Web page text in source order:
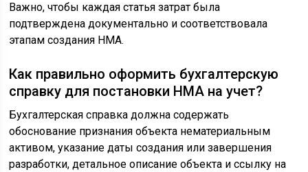
Важно, чтобы каждая статья затрат была
подтверждена документально и соответствовала
этапам создания НМА.
Как правильно оформить бухгалтерскую
справку для постановки НМА на учет?
Бухгалтерская справка должна содержать
обоснование признания объекта нематериальным
активом, указание даты создания или завершения
разработки, детальное описание объекта и ссылку на